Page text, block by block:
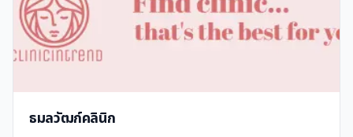
ธมลวัฒก์คลินิก